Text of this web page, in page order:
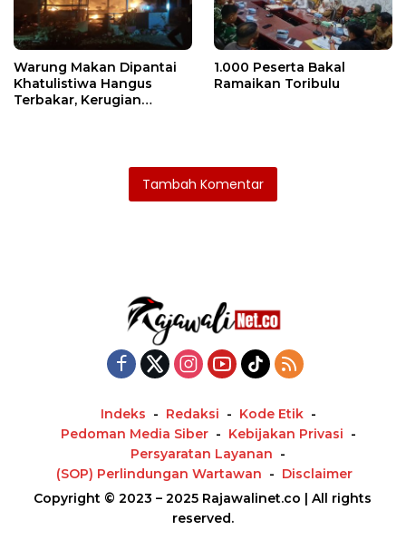
Warung Makan Dipantai
Khatulistiwa Hangus
Terbakar, Kerugian
1.000 Peserta Bakal
Ramaikan Toribulu
Tambah Komentar
Indeks Redaksi
Kode Etik
Pedoman Media Siber
Kebijakan Privasi
Persyaratan Layanan
(SOP) Perlindungan Wartawan
Disclaimer
Copyright © 2023 – 2025 Rajawalinet.co | All rights
reserved.